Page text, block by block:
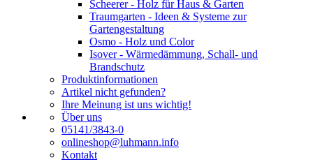
Scheerer - Holz für Haus & Garten
Traumgarten - Ideen & Systeme zur
Gartengestaltung
Osmo - Holz und Color
Isover - Wärmedämmung, Schall- und
Brandschutz
Produktinformationen
Artikel nicht gefunden?
Ihre Meinung ist uns wichtig!
Über uns
05141/3843-0
onlineshop@luhmann.info
Kontakt